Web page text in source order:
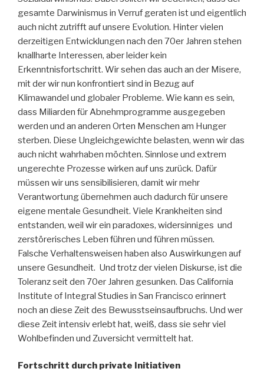
gesamte Darwinismus in Verruf geraten ist und eigentlich
auch nicht zutrifft auf unsere Evolution. Hinter vielen
derzeitigen Entwicklungen nach den 70er Jahren stehen
knallharte Interessen, aber leider kein
Erkenntnisfortschritt. Wir sehen das auch an der Misere,
mit der wir nun konfrontiert sind in Bezug auf
Klimawandel und globaler Probleme. Wie kann es sein,
dass Miliarden für Abnehmprogramme ausgegeben
werden und an anderen Orten Menschen am Hunger
sterben. Diese Ungleichgewichte belasten, wenn wir das
auch nicht wahrhaben möchten. Sinnlose und extrem
ungerechte Prozesse wirken auf uns zurück. Dafür
müssen wir uns sensibilisieren, damit wir mehr
Verantwortung übernehmen auch dadurch für unsere
eigene mentale Gesundheit. Viele Krankheiten sind
entstanden, weil wir ein paradoxes, widersinniges und
zerstörerisches Leben führen und führen müssen.
Falsche Verhaltensweisen haben also Auswirkungen auf
unsere Gesundheit. Und trotz der vielen Diskurse, ist die
Toleranz seit den 70er Jahren gesunken. Das California
Institute of Integral Studies in San Francisco erinnert
noch an diese Zeit des Bewusstseinsaufbruchs. Und wer
diese Zeit intensiv erlebt hat, weiß, dass sie sehr viel
Wohlbefinden und Zuversicht vermittelt hat.
Fortschritt durch private Initiativen